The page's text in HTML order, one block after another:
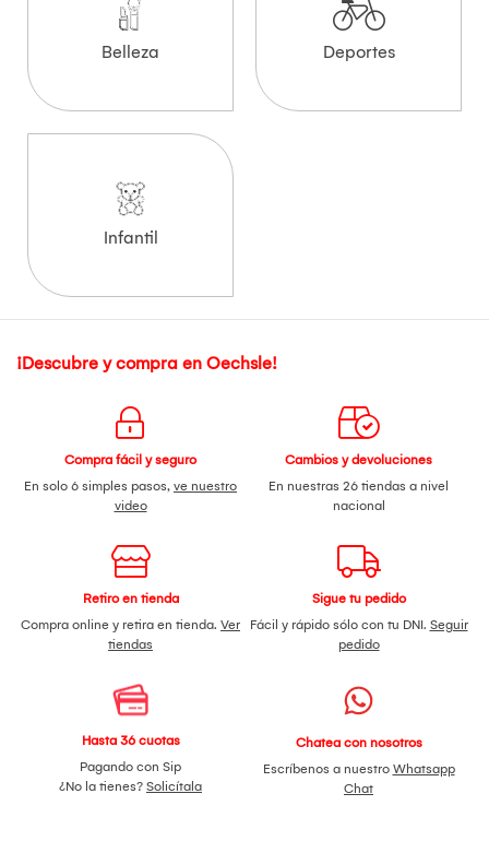
Belleza Deportes
Infantil
¡Descubre y compra en Oechsle!
Compra fácil y seguro
En solo 6 simples pasos, ve nuestro
video
Cambios y devoluciones
En nuestras 26 tiendas a nivel
nacional
Retiro en tienda
Compra online y retira en tienda. Ver
tiendas
Sigue tu pedido
Fácil y rápido sólo con tu DNI. Seguir
pedido
Hasta 36 cuotas
Pagando con Sip
¿No la tienes? Solicítala
Chatea con nosotros
Escríbenos a nuestro Whatsapp
Chat